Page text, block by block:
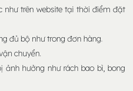
trên website tại thời điểm đặt
đủ bộ như trong đơn hàng.
chuyển.
ảnh hưởng như rách bao bì, bong